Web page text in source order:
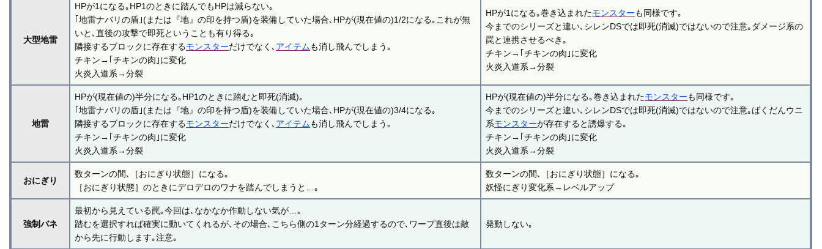
大型地雷
HPが1になる｡HP1のときに踏んでもHPは減らない｡
｢地雷ナバリの盾｣(または『地』の印を持つ盾)を装備していた場合､HPが(現在値の)1/2になる｡これが無
いと､直後の攻撃で即死ということも有り得る｡
隣接するブロックに存在するモンスターだけでなく､ アイテムも消し飛んでしまう｡
チキン→｢チキンの肉｣に変化
火炎入道系→分裂
HPが1になる｡巻き込まれたモンスターも同様です｡
今までのシリーズと違い､シレンDSでは即死(消滅)ではないので注意｡ダメージ系の
罠と連携させるべき｡
チキン→｢チキンの肉｣に変化
火炎入道系→分裂
地雷
HPが(現在値の)半分になる｡HP1のときに踏むと即死(消滅)｡
｢地雷ナバリの盾｣(または『地』の印を持つ盾)を装備していた場合､HPが(現在値の)3/4になる｡
隣接するブロックに存在するモンスターだけでなく､ アイテムも消し飛んでしまう｡
チキン→｢チキンの肉｣に変化
火炎入道系→分裂
HPが(現在値の)半分になる｡巻き込まれたモンスターも同様です｡
今までのシリーズと違い､シレンDSでは即死(消滅)ではないので注意｡ばくだんウニ
系モンスターが存在すると誘爆する｡
チキン→｢チキンの肉｣に変化
火炎入道系→分裂
おにぎり
数ターンの間､［おにぎり状態］になる｡
［おにぎり状態］のときにデロデロのワナを踏んでしまうと…｡
数ターンの間､［おにぎり状態］になる｡
妖怪にぎり変化系→レベルアップ
強制バネ
最初から見えている罠｡今回は､なかなか作動しない気が…｡
踏むを選択すれば確実に動いてくれるが､その場合､こちら側の1ターン分経過するので､ワープ直後は敵
から先に行動します｡注意｡
発動しない｡